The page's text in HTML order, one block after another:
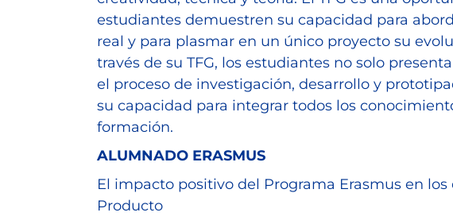
estudiantes demuestren su capacidad para
real y para plasmar en un único proyecto su
través de su TFG, los estudiantes no solo
el proceso de investigación, desarrollo y
su capacidad para integrar todos los
formación.
ALUMNADO ERASMUS
El impacto positivo del Programa Erasmus en
Producto